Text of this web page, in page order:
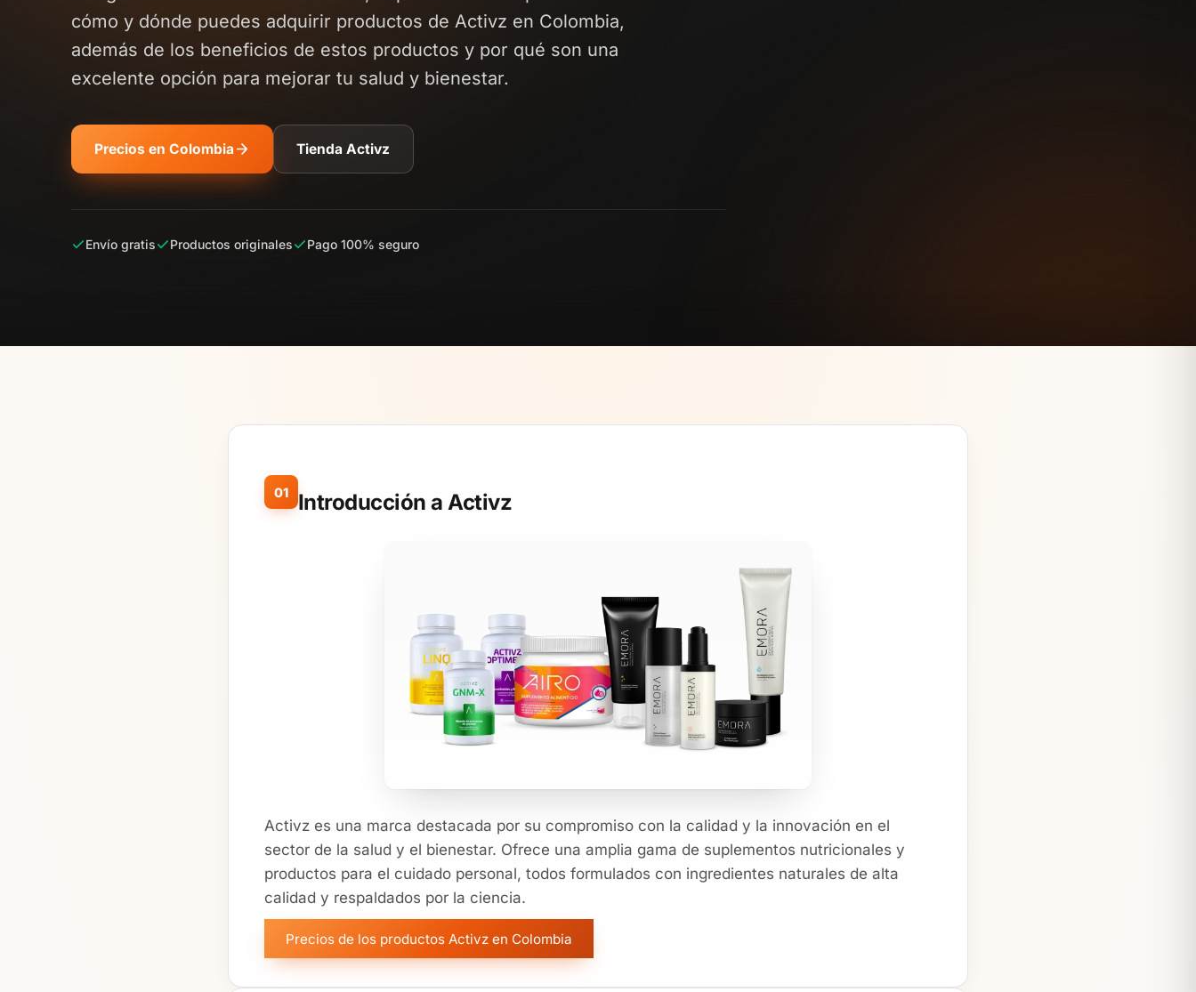
cómo y dónde puedes adquirir productos de Activz en Colombia,
además de los beneficios de estos productos y por qué son una
excelente opción para mejorar tu salud y bienestar.
Precios en Colombia Tienda Activz
Envío gratis Productos originales Pago 100% seguro
01 Introducción a Activz
Activz es una marca destacada por su compromiso con la calidad y la innovación en el
sector de la salud y el bienestar. Ofrece una amplia gama de suplementos nutricionales y
productos para el cuidado personal, todos formulados con ingredientes naturales de alta
calidad y respaldados por la ciencia.
Precios de los productos Activz en Colombia